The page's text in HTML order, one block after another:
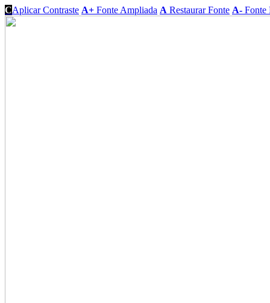
CAplicar Contraste A+ Fonte Ampliada A Restaurar Fonte A- Fonte